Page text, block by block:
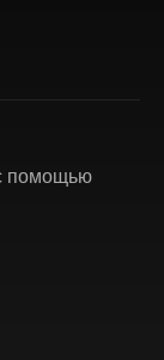
помощью